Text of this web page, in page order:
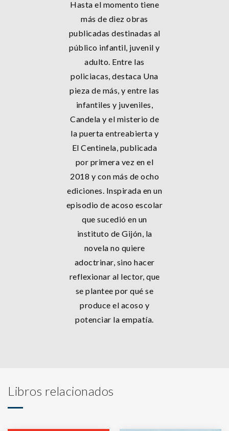
Hasta el momento tiene
más de diez obras
publicadas destinadas al
público infantil, juvenil y
adulto. Entre las
policiacas, destaca Una
pieza de más, y entre las
infantiles y juveniles,
Candela y el misterio de
la puerta entreabierta y
El Centinela, publicada
por primera vez en el
2018 y con más de ocho
ediciones. Inspirada en un
episodio de acoso escolar
que sucedió en un
instituto de Gijón, la
novela no quiere
adoctrinar, sino hacer
reflexionar al lector, que
se plantee por qué se
produce el acoso y
potenciar la empatía.
Libros relacionados